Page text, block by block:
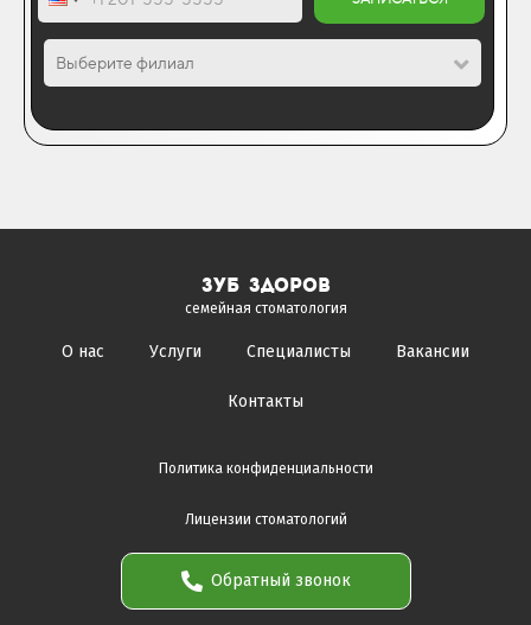
Выберите филиал
зуб здоров
семейная стоматология
О нас Услуги Специалисты Вакансии
Контакты
Политика конфиденциальности
Лицензии стоматологий
Обратный звонок